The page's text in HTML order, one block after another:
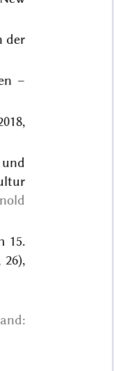
der
–
15.